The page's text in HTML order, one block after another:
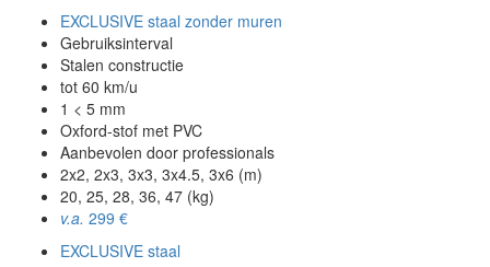
EXCLUSIVE staal zonder muren
Gebruiksinterval
Stalen constructie
tot 60 km/u
1 < 5 mm
Oxford-stof met PVC
Aanbevolen door professionals
2x2, 2x3, 3x3, 3x4.5, 3x6 (m)
20, 25, 28, 36, 47 (kg)
v.a. 299 €
EXCLUSIVE staal